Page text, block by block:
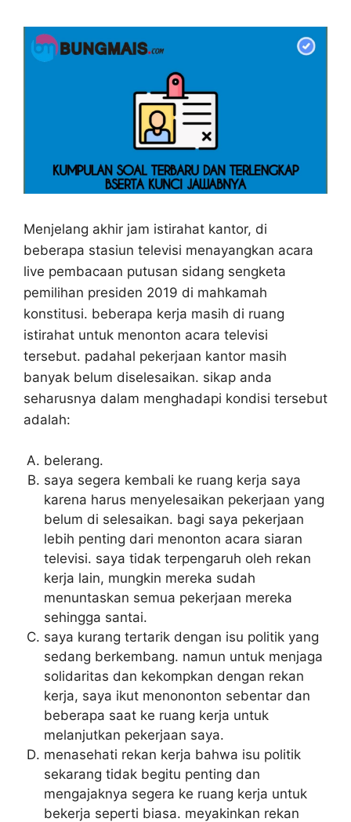
Menjelang akhir jam istirahat kantor, di
beberapa stasiun televisi menayangkan acara
live pembacaan putusan sidang sengketa
pemilihan presiden 2019 di mahkamah
konstitusi. beberapa kerja masih di ruang
istirahat untuk menonton acara televisi
tersebut. padahal pekerjaan kantor masih
banyak belum diselesaikan. sikap anda
seharusnya dalam menghadapi kondisi tersebut
adalah:
belerang.
saya segera kembali ke ruang kerja saya
karena harus menyelesaikan pekerjaan yang
belum di selesaikan. bagi saya pekerjaan
lebih penting dari menonton acara siaran
televisi. saya tidak terpengaruh oleh rekan
kerja lain, mungkin mereka sudah
menuntaskan semua pekerjaan mereka
sehingga santai.
saya kurang tertarik dengan isu politik yang
sedang berkembang. namun untuk menjaga
solidaritas dan kekompkan dengan rekan
kerja, saya ikut menononton sebentar dan
beberapa saat ke ruang kerja untuk
melanjutkan pekerjaan saya.
menasehati rekan kerja bahwa isu politik
sekarang tidak begitu penting dan
mengajaknya segera ke ruang kerja untuk
bekerja seperti biasa. meyakinkan rekan